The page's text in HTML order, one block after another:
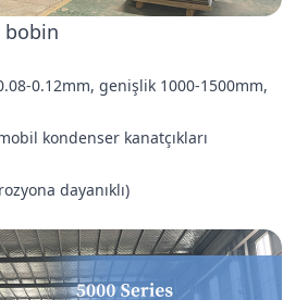
bobin
0.12mm, genişlik 1000-1500mm,
kondenser kanatçıkları
dayanıklı)